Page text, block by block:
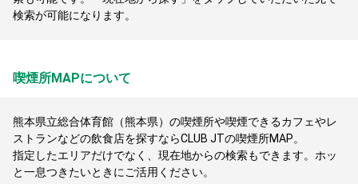
検索が可能になります。
喫煙所MAPについて
熊本県立総合体育館（熊本県）の喫煙所や喫煙できるカフェやレ
ストランなどの飲食店を探すならCLUB JTの喫煙所MAP。
指定したエリアだけでなく、現在地からの検索もできます。ホッ
と一息つきたいときにご活用ください。